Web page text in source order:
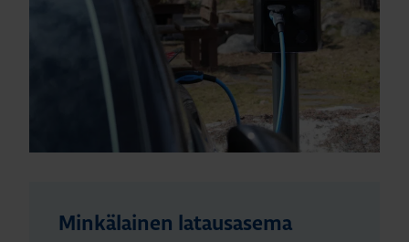
Minkälainen latausasema